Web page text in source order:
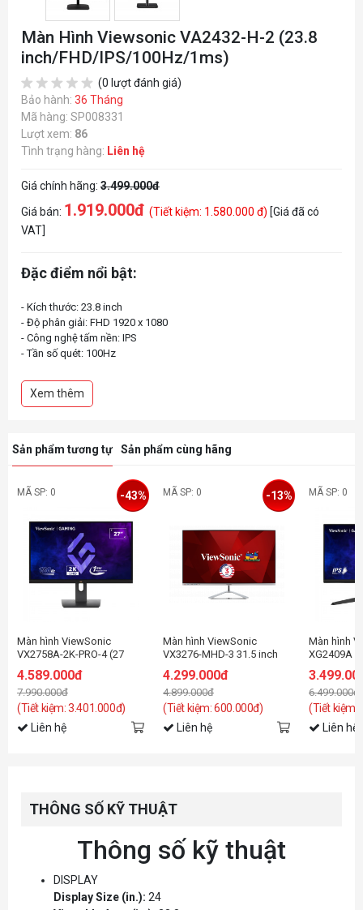
Màn Hình Viewsonic VA2432-H-2 (23.8
inch/FHD/IPS/100Hz/1ms)
(0 lượt đánh giá)
Bảo hành: 36 Tháng
Mã hàng: SP008331
Lượt xem: 86
Tình trạng hàng: Liên hệ
Giá chính hãng: 3.499.000đ
Giá bán: 1.919.000đ (Tiết kiệm: 1.580.000 đ) [Giá đã có
VAT]
Đặc điểm nổi bật:
- Kích thước: 23.8 inch
- Độ phân giải: FHD 1920 x 1080
- Công nghệ tấm nền: IPS
- Tần số quét: 100Hz
- Độ sáng: 250 nits
- Tỉ lệ tương phản: 1300:1
Xem thêm
Sản phẩm tương tự Sản phẩm cùng hãng
MÃ SP: 0
Màn hình ViewSonic
VX2758A-2K-PRO-4 (27
4.589.000đ
7.990.000đ
(Tiết kiệm: 3.401.000đ)
-43%
Liên hệ
MÃ SP: 0
Màn hình ViewSonic
VX3276-MHD-3 31.5 inch
4.299.000đ
4.899.000đ
(Tiết kiệm: 600.000đ)
-13%
Liên hệ
MÃ SP: 0
Màn hình
XG2409A
6.499.000đ
(Tiết kiệm:
Liên hệ
THÔNG SỐ KỸ THUẬT
Thông số kỹ thuật
DISPLAY
Display Size (in.): 24